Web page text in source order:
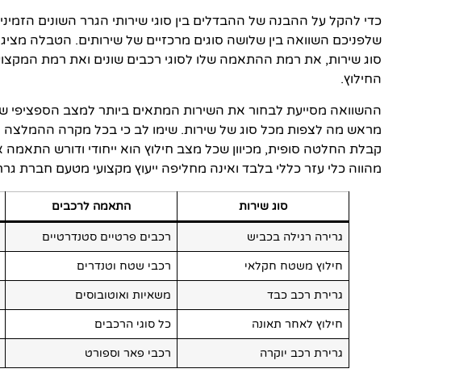
כדי להקל על ההבנה של ההבדלים בין סוגי שירותי הגרר השונים
שלפניכם השוואה בין שלושה סוגים מרכזיים של שירותים. הטבלה
סוג שירות, את רמת ההתאמה שלו לסוגי רכבים שונים ואת רמת
החילוץ.
ההשוואה מסייעת לבחור את השירות המתאים ביותר למצב הספציפי
מראש מה לצפות מכל סוג של שירות. שימו לב כי בכל מקרה ההמלצה
קבלת החלטה סופית, מכיוון שכל מצב חילוץ הוא ייחודי ודורש התאמה
מהווה כלי עזר כללי בלבד ואינה מחליפה ייעוץ מקצועי מטעם חברת
סוג שירות התאמה לרכבים
גרירה רגילה בכביש רכבים פרטיים סטנדרטיים
חילוץ משטח חקלאי רכבי שטח וטנדרים
גרירת רכב כבד משאיות ואוטובוסים
חילוץ לאחר תאונה כל סוגי הרכבים
גרירת רכב יוקרה רכבי פאר וספורט